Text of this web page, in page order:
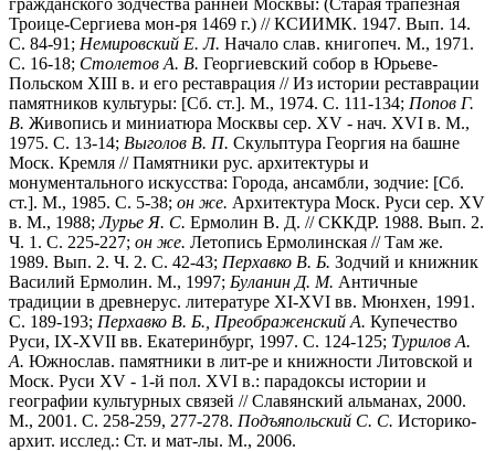
Троице-Сергиева мон-ря 1469 г.) // КСИИМК. 1947. Вып. 14.
С. 84-91; Немировский Е. Л. Начало слав. книгопеч. М., 1971.
С. 16-18; Столетов А. В. Георгиевский собор в Юрьеве-
Польском XIII в. и его реставрация // Из истории реставрации
памятников культуры: [Сб. ст.]. М., 1974. С. 111-134; Попов Г.
В. Живопись и миниатюра Москвы сер. XV - нач. XVI в. М.,
1975. С. 13-14; Выголов В. П. Скульптура Георгия на башне
Моск. Кремля // Памятники рус. архитектуры и
монументального искусства: Города, ансамбли, зодчие: [Сб.
ст.]. М., 1985. С. 5-38; он же. Архитектура Моск. Руси сер. XV
в. М., 1988;Лурье Я. С. Ермолин В. Д. // СККДР. 1988. Вып. 2.
Ч. 1. С. 225-227; он же. Летопись Ермолинская // Там же.
1989. Вып. 2. Ч. 2. С. 42-43; Перхавко В. Б. Зодчий и книжник
Василий Ермолин. М., 1997; Буланин Д. М. Античные
традиции в древнерус. литературе XI-XVI вв. Мюнхен, 1991.
С. 189-193; Перхавко В. Б., Преображенский А. Купечество
Руси, IX-XVII вв. Екатеринбург, 1997. С. 124-125; Турилов А.
А. Южнослав. памятники в лит-ре и книжности Литовской и
Моск. Руси XV - 1-й пол. XVI в.: парадоксы истории и
географии культурных связей // Славянский альманах, 2000.
М., 2001. С. 258-259, 277-278. Подъяпольский С. С. Историко-
архит. исслед.: Ст. и мат-лы. М., 2006.